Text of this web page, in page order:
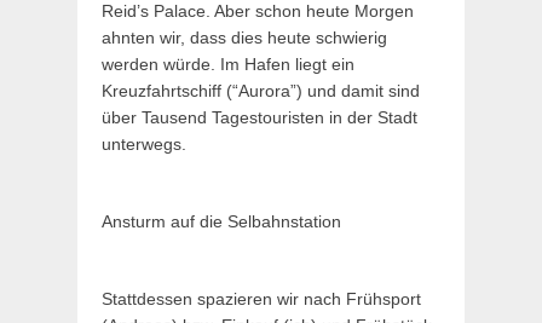
Reid’s Palace. Aber schon heute Morgen
ahnten wir, dass dies heute schwierig
werden würde. Im Hafen liegt ein
Kreuzfahrtschiff (“Aurora”) und damit sind
über Tausend Tagestouristen in der Stadt
unterwegs.
Ansturm auf die Selbahnstation
Stattdessen spazieren wir nach Frühsport